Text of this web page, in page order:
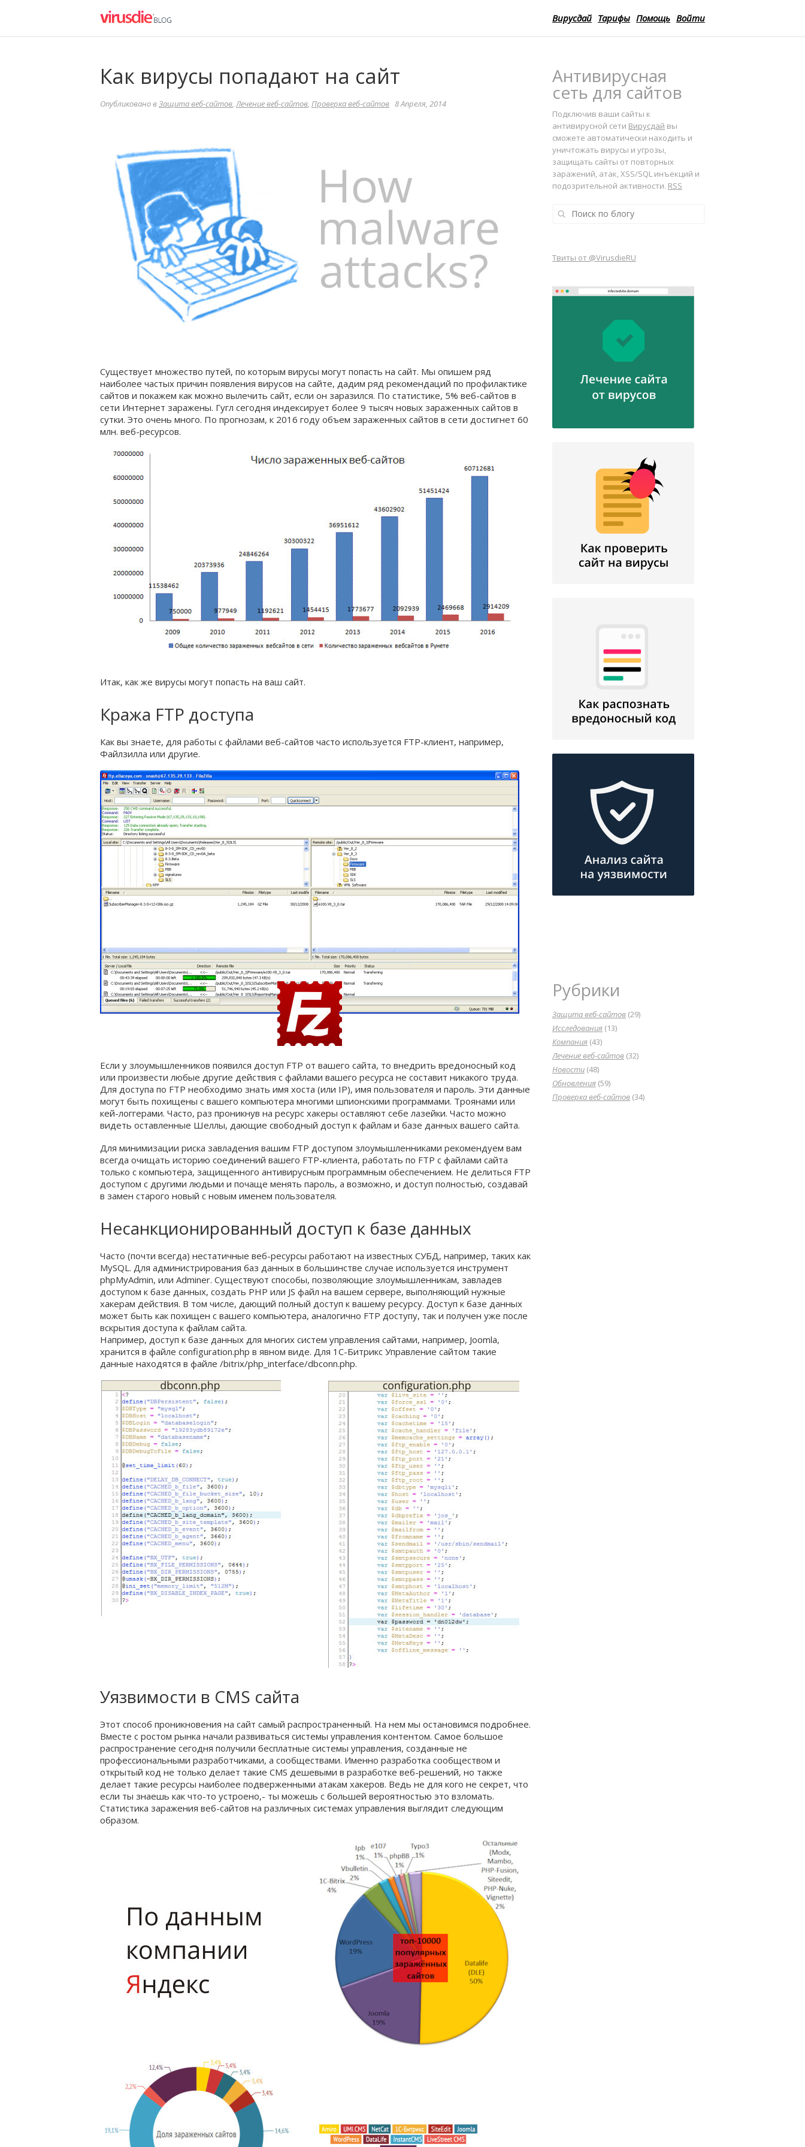
Вирусдай Тарифы Помощь Войти
Как вирусы попадают на сайт
Опубликовано вЗащита веб-сайтов,Лечение веб-сайтов, Проверка веб-сайтов 8 Апреля, 2014
Существует множество путей, по которым вирусы могут попасть на сайт. Мы опишем ряд
наиболее частых причин появления вирусов на сайте, дадим ряд рекомендаций по профилактике
сайтов и покажем как можно вылечить сайт, если он заразился. По статистике, 5% веб-сайтов в
сети Интернет заражены. Гугл сегодня индексирует более 9 тысяч новых зараженных сайтов в
сутки. Это очень много. По прогнозам, к 2016 году объем зараженных сайтов в сети достигнет 60
млн. веб-ресурсов.
Итак, как же вирусы могут попасть на ваш сайт.
Кража FTP доступа
Как вы знаете, для работы с файлами веб-сайтов часто используется FTP-клиент, например,
Файлзилла или другие.
Если у злоумышленников появился доступ FTP от вашего сайта, то внедрить вредоносный код
или произвести любые другие действия с файлами вашего ресурса не составит никакого труда.
Для доступа по FTP необходимо знать имя хоста (или IP), имя пользователя и пароль. Эти данные
могут быть похищены с вашего компьютера многими шпионскими программами. Троянами или
кей-логгерами. Часто, раз проникнув на ресурс хакеры оставляют себе лазейки. Часто можно
видеть оставленные Шеллы, дающие свободный доступ к файлам и базе данных вашего сайта.
Для минимизации риска завладения вашим FTP доступом злоумышленниками рекомендуем вам
всегда очищать историю соединений вашего FTP-клиента, работать по FTP с файлами сайта
только с компьютера, защищенного антивирусным программным обеспечением. Не делиться FTP
доступом с другими людьми и почаще менять пароль, а возможно, и доступ полностью, создавай
в замен старого новый с новым именем пользователя.
Несанкционированный доступ к базе данных
Часто (почти всегда) нестатичные веб-ресурсы работают на известных СУБД, например, таких как
MySQL. Для администрирования баз данных в большинстве случае используется инструмент
phpMyAdmin, или Adminer. Существуют способы, позволяющие злоумышленникам, завладев
доступом к базе данных, создать PHP или JS файл на вашем сервере, выполняющий нужные
хакерам действия. В том числе, дающий полный доступ к вашему ресурсу. Доступ к базе данных
может быть как похищен с вашего компьютера, аналогично FTP доступу, так и получен уже после
вскрытия доступа к файлам сайта.
Например, доступ к базе данных для многих систем управления сайтами, например, Joomla,
хранится в файле configuration.php в явном виде. Для 1С-Битрикс Управление сайтом такие
данные находятся в файле /bitrix/php_interface/dbconn.php.
Уязвимости в CMS сайта
Этот способ проникновения на сайт самый распространенный. На нем мы остановимся подробнее.
Вместе с ростом рынка начали развиваться системы управления контентом. Самое большое
распространение сегодня получили бесплатные системы управления, созданные не
профессиональными разработчиками, а сообществами. Именно разработка сообществом и
открытый код не только делает такие CMS дешевыми в разработке веб-решений, но также
делает такие ресурсы наиболее подверженными атакам хакеров. Ведь не для кого не секрет, что
если ты знаешь как что-то устроено,- ты можешь с большей вероятностью это взломать.
Статистика заражения веб-сайтов на различных системах управления выглядит следующим
образом.
Антивирусная
сеть для сайтов
Подключив ваши сайты к
антивирусной сети Вирусдай вы
сможете автоматически находить и
уничтожать вирусы и угрозы,
защищать сайты от повторных
заражений, атак, XSS/SQL инъекций и
подозрительной активности. RSS
Твиты от @VirusdieRU
Рубрики
Защита веб-сайтов (29)
Исследования (13)
Компания (43)
Лечение веб-сайтов (32)
Новости (48)
Обновления (59)
Проверка веб-сайтов (34)